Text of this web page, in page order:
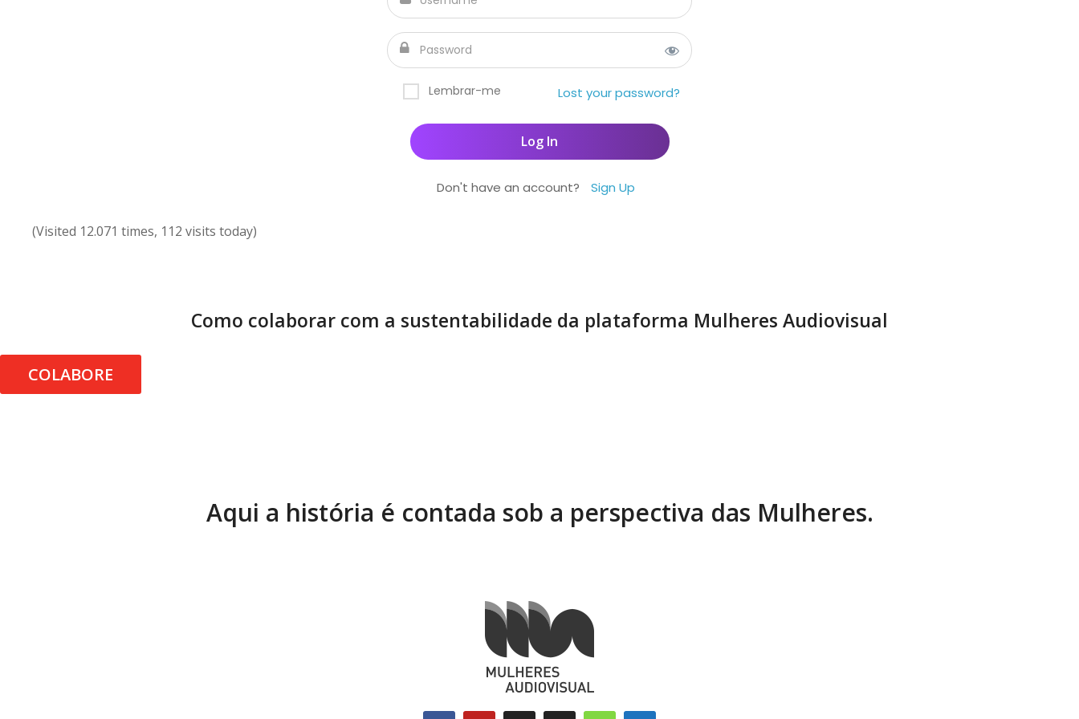
Lembrar-me Lost your password?
Don't have an account? Sign Up
(Visited 12.071 times, 112 visits today)
Como colaborar com a sustentabilidade da plataforma Mulheres Audiovisual
COLABORE
Aqui a história é contada sob a perspectiva das Mulheres.